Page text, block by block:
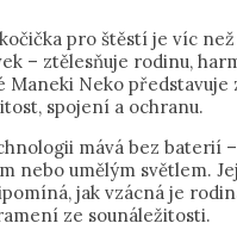
kočička pro štěstí je víc
– ztělesňuje rodinu,
Maneki Neko představuje
spojení a ochranu.
mává bez baterií
nebo umělým světlem. Je
jak vzácná je
ze sounáležitosti.